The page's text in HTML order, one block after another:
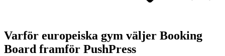
Varför europeiska gym väljer Booking
Board framför PushPress